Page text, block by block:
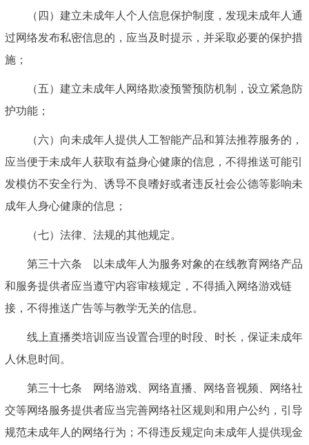
（四）建立未成年人个人信息保护制度，发现未成年人通
过网络发布私密信息的，应当及时提示，并采取必要的保护措
施；
（五）建立未成年人网络欺凌预警预防机制，设立紧急防
护功能；
（六）向未成年人提供人工智能产品和算法推荐服务的，
应当便于未成年人获取有益身心健康的信息，不得推送可能引
发模仿不安全行为、诱导不良嗜好或者违反社会公德等影响未
成年人身心健康的信息；
（七）法律、法规的其他规定。
第三十六条 以未成年人为服务对象的在线教育网络产品
和服务提供者应当遵守内容审核规定，不得插入网络游戏链
接，不得推送广告等与教学无关的信息。
线上直播类培训应当设置合理的时段、时长，保证未成年
人休息时间。
第三十七条 网络游戏、网络直播、网络音视频、网络社
交等网络服务提供者应当完善网络社区规则和用户公约，引导
规范未成年人的网络行为；不得违反规定向未成年人提供现金